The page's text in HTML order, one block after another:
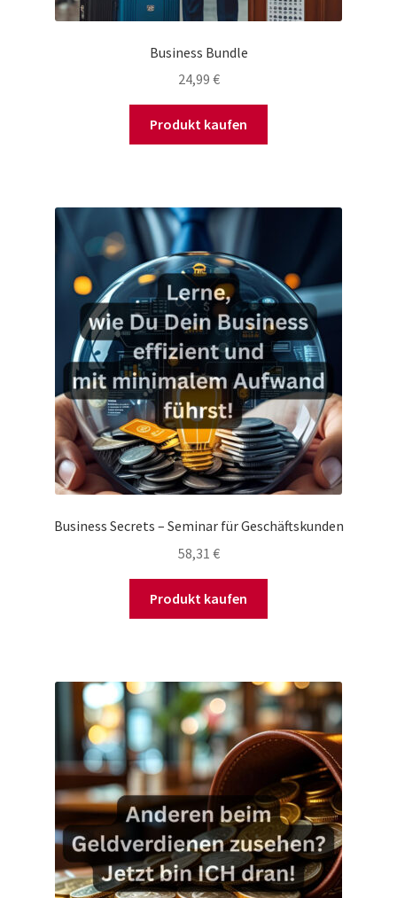
Business Bundle
24,99 €
Produkt kaufen
Business Secrets – Seminar für Geschäftskunden
58,31 €
Produkt kaufen